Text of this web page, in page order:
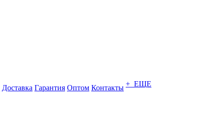
Доставка Гарантия Оптом Контакты + ЕЩЕ